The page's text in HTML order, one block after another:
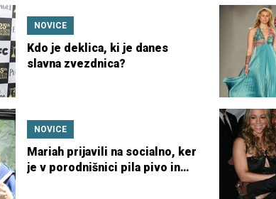
NOVICE
Kdo je deklica, ki je danes
slavna zvezdnica?
NOVICE
Mariah prijavili na socialno, ker
je v porodnišnici pila pivo in